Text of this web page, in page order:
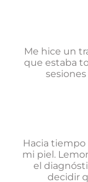
Me hice un
que estaba
Hacia
mi piel.
el
decidir